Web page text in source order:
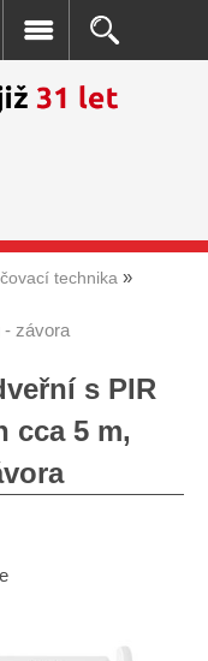
technika
- závora
s PIR
cca 5 m,